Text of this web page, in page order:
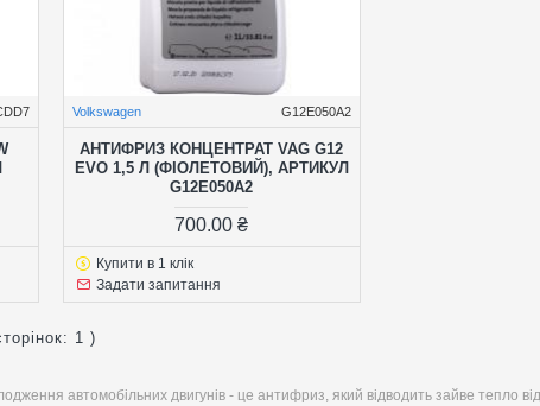
Volkswagen G12E050A2
АНТИФРИЗ КОНЦЕНТРАТ VAG G12
EVO 1,5 Л (ФІОЛЕТОВИЙ), АРТИКУЛ
G12E050A2
700.00 ₴
Купити в 1 клік
Задати запитання
1 )
автомобільних двигунів - це антифриз, який відводить зайве тепло